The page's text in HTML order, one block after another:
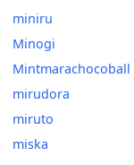
miniru
Minogi
Mintmarachocoball
mirudora
miruto
miska